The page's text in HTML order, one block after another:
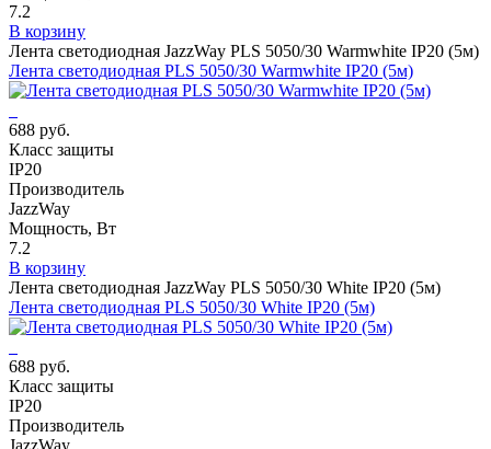
7.2
В корзину
Лента светодиодная JazzWay PLS 5050/30 Warmwhite IP20 (5м)
Лента светодиодная PLS 5050/30 Warmwhite IP20 (5м)
688 руб.
Класс защиты
IP20
Производитель
JazzWay
Мощность, Вт
7.2
В корзину
Лента светодиодная JazzWay PLS 5050/30 White IP20 (5м)
Лента светодиодная PLS 5050/30 White IP20 (5м)
688 руб.
Класс защиты
IP20
Производитель
JazzWay